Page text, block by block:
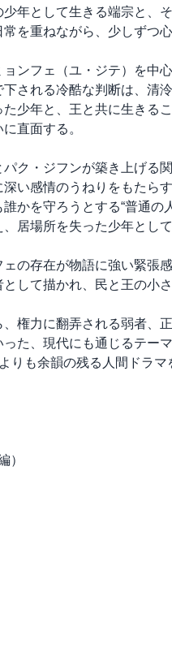
年として生きる端宗と、
を重ねながら、少しずつ
ンフェ（ユ・ジテ）を中
される冷酷な判断は、清
少年と、王と共に生きる
直面する。
ク・ジフンが築き上げる
い感情のうねりをもたら
かを守ろうとする“普通の
居場所を失った少年とし
の存在が物語に強い緊張
して描かれ、民と王の小
、権力に翻弄される弱者、
た、現代にも通じるテー
りも余韻の残る人間ドラマ
）